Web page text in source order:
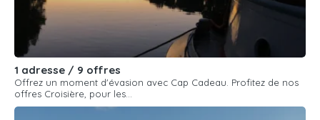
1 adresse / 9 offres
Offrez un moment d'évasion avec Cap Cadeau. Profitez de nos
offres Croisière, pour les...